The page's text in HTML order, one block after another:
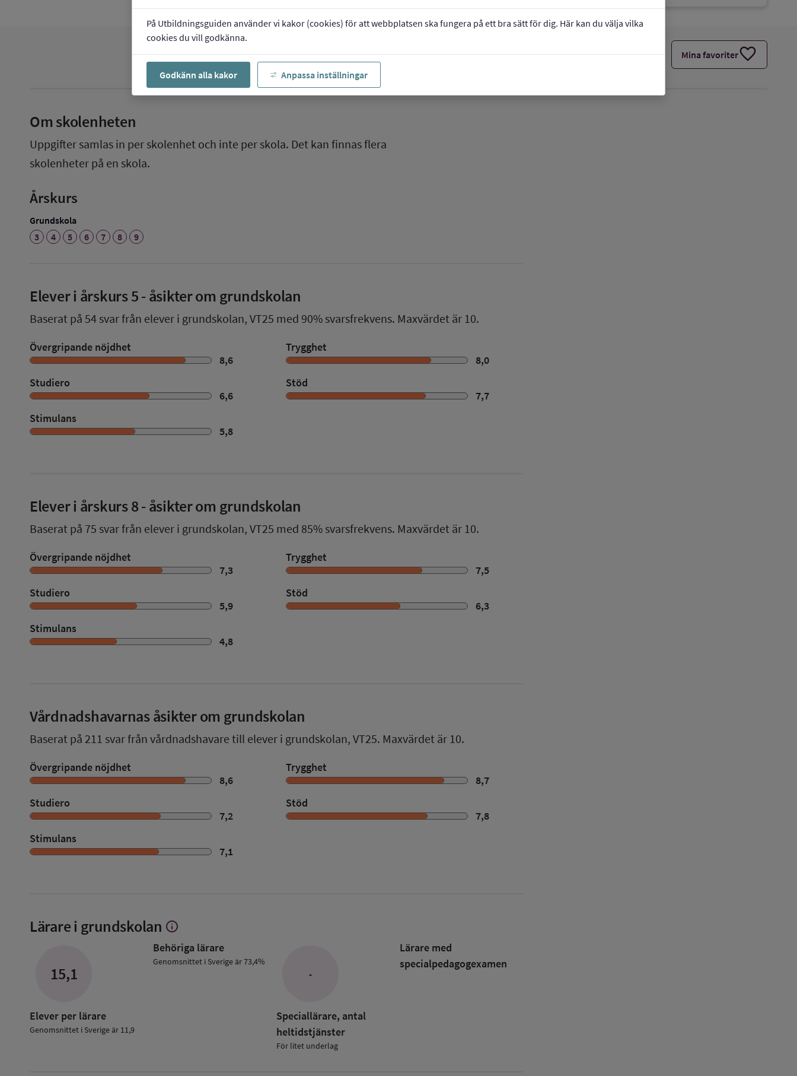
På Utbildningsguiden använder vi kakor (cookies) för att webbplatsen ska fungera på ett bra sätt för dig. Här kan du välja vilka
cookies du vill godkänna.
Godkänn alla kakor Anpassa inställningar
Mina favoriterfavorite
Om skolenheten
Uppgifter samlas in per skolenhet och inte per skola. Det kan finnas flera
skolenheter på en skola.
Årskurs
Grundskola
3
4 5 6 7 8 9
Elever i årskurs 5- åsikter om grundskolan
Baserat på 54 svar från elever i grundskolan, VT25 med 90% svarsfrekvens. Maxvärdet är 10.
Övergripande nöjdhet
8,6
Trygghet
8,0
Studiero
6,6
Stöd
7,7
Stimulans
5,8
Elever i årskurs 8- åsikter om grundskolan
Baserat på 75 svar från elever i grundskolan, VT25 med 85% svarsfrekvens. Maxvärdet är 10.
Övergripande nöjdhet
7,3
Trygghet
7,5
Studiero
5,9
Stöd
6,3
Stimulans
4,8
Vårdnadshavarnas åsikter om grundskolan
Baserat på 211 svar från vårdnadshavare till elever i grundskolan, VT25. Maxvärdet är 10.
Övergripande nöjdhet
8,6
Trygghet
8,7
Studiero
7,2
Stöd
7,8
Stimulans
7,1
Lärare i grundskolan Visa
om
Lärare
info
15,1
Elever per lärare
Genomsnittet i Sverige är 11,9
Behöriga lärare
Genomsnittet i Sverige är 73,4%
-
Speciallärare, antal
heltidstjänster
För litet underlag
Lärare med
specialpedagog­examen